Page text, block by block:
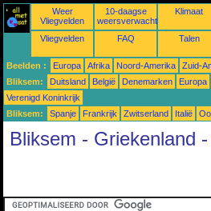
Weer
Vliegvelden
10-daagse
weersverwachtingen
Klimaat
Vliegvelden FAQ Talen
Beelden : Europa Afrika Noord-Amerika Zuid-
Bliksem:
Duitsland België Denemarken Europa
Verenigd Koninkrijk
Bliksem:
Spanje Frankrijk Zwitserland Italië
Bliksem - Griekenland